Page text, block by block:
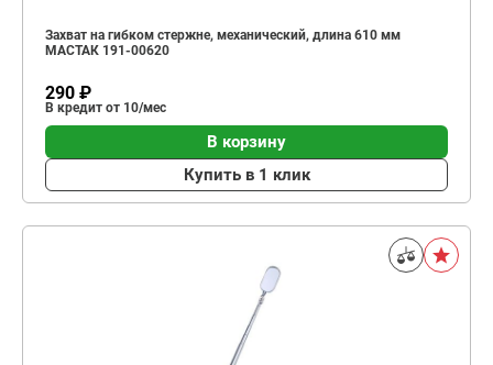
Захват на гибком стержне, механический, длина 610 мм
МАСТАК 191-00620
290 ₽
В кредит от 10/мес
В корзину
Купить в 1 клик